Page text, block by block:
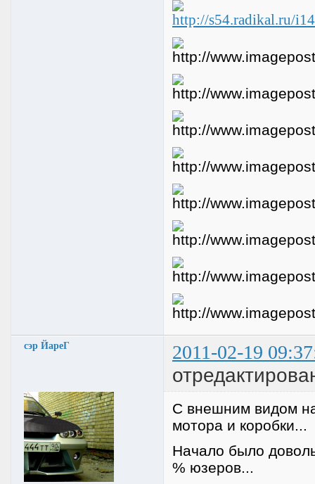
сэр ЙареГ 2011-02-19
С внешним видом
мотора и коробки...
Начало было
% юзеров...